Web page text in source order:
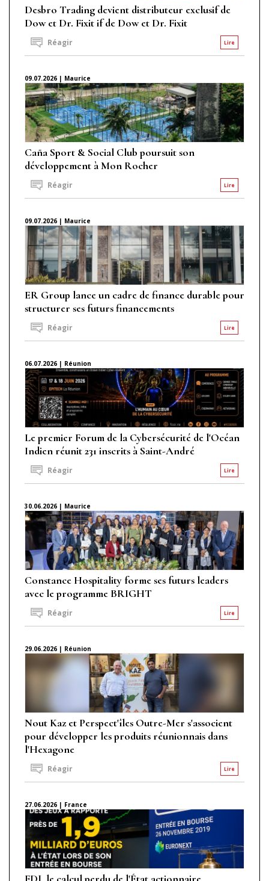
Desbro Trading devient distributeur exclusif de
Dow et Dr. Fixit if de Dow et Dr. Fixit
Lire
Réagir
09.07.2026 | Maurice
Caña Sport & Social Club poursuit son
développement à Mon Rocher
Lire
Réagir
09.07.2026 | Maurice
ER Group lance un cadre de finance durable pour
structurer ses futurs financements
Lire
Réagir
06.07.2026 | Réunion
Le premier Forum de la Cybersécurité de l'Océan
Indien réunit 231 inscrits à Saint-André
Lire
Réagir
30.06.2026 | Maurice
Constance Hospitality forme ses futurs leaders
avec le programme BRIGHT
Lire
Réagir
29.06.2026 | Réunion
Nout Kaz et Perspect'îles Outre-Mer s'associent
pour développer les produits réunionnais dans
l'Hexagone
Lire
Réagir
27.06.2026 | France